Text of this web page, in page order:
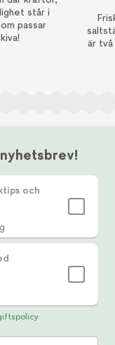
står i
passar
är
och